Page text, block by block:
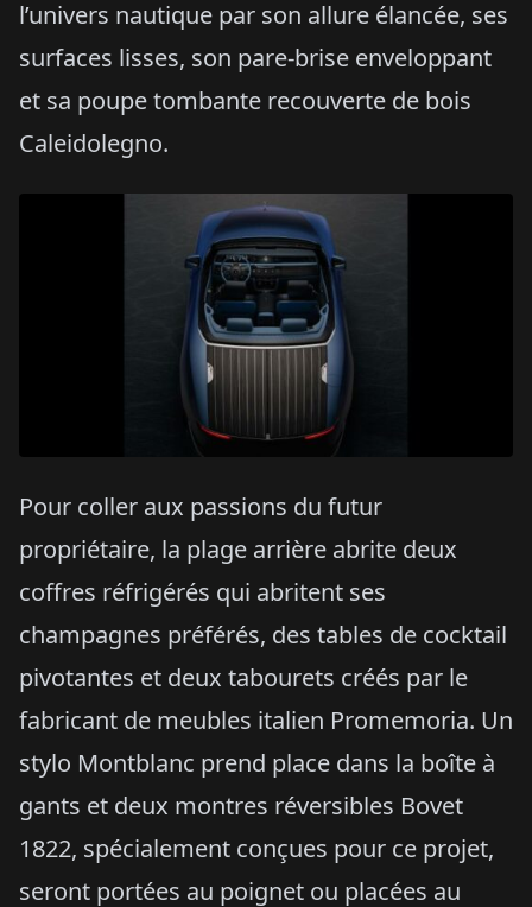
l’univers nautique par son allure élancée, ses
surfaces lisses, son pare-brise enveloppant
et sa poupe tombante recouverte de bois
Caleidolegno.
Pour coller aux passions du futur
propriétaire, la plage arrière abrite deux
coffres réfrigérés qui abritent ses
champagnes préférés, des tables de cocktail
pivotantes et deux tabourets créés par le
fabricant de meubles italien Promemoria. Un
stylo Montblanc prend place dans la boîte à
gants et deux montres réversibles Bovet
1822, spécialement conçues pour ce projet,
seront portées au poignet ou placées au